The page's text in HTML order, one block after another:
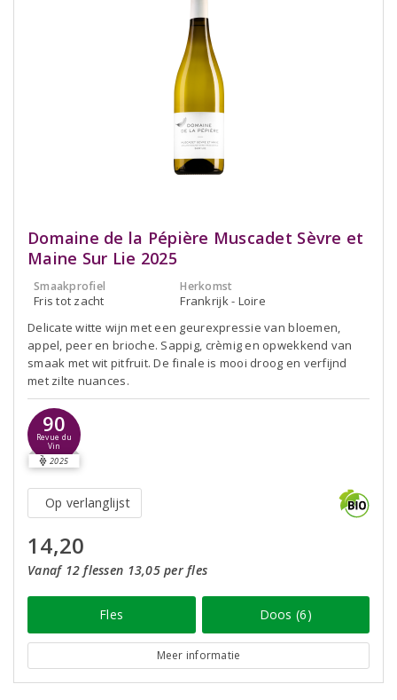
Domaine de la Pépière Muscadet Sèvre et
Maine Sur Lie 2025
Smaakprofiel
Fris tot zacht
Herkomst
Frankrijk - Loire
Delicate witte wijn met een geurexpressie van bloemen,
appel, peer en brioche. Sappig, crèmig en opwekkend van
smaak met wit pitfruit. De finale is mooi droog en verfijnd
met zilte nuances.
90
Revue du
Vin
2025
Op verlanglijst
14,20
Vanaf 12 flessen 13,05 per fles
Fles Doos (6)
Meer informatie